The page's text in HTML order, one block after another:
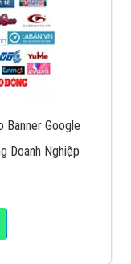
Banner Google
Doanh Nghiệp